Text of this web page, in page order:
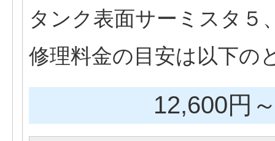
タンク表面サーミスタ５
修理料金の目安は以下の
12,600円